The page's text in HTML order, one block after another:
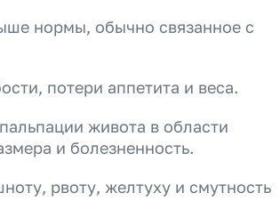
нормы, обычно связанное с
потери аппетита и веса.
живота в области
и болезненность.
рвоту, желтуху и смутность